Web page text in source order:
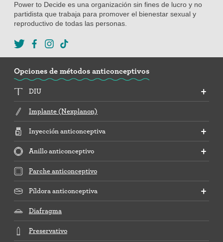
Power to Decide es una organización sin fines de lucro y no
partidista que trabaja para promover el bienestar sexual y
reproductivo de todas las personas.
Opciones de métodos anticonceptivos
DIU
Implante (Nexplanon)
Inyección anticonceptiva
Anillo anticonceptivo
Parche anticonceptivo
Píldora anticonceptiva
Diafragma
Preservativo